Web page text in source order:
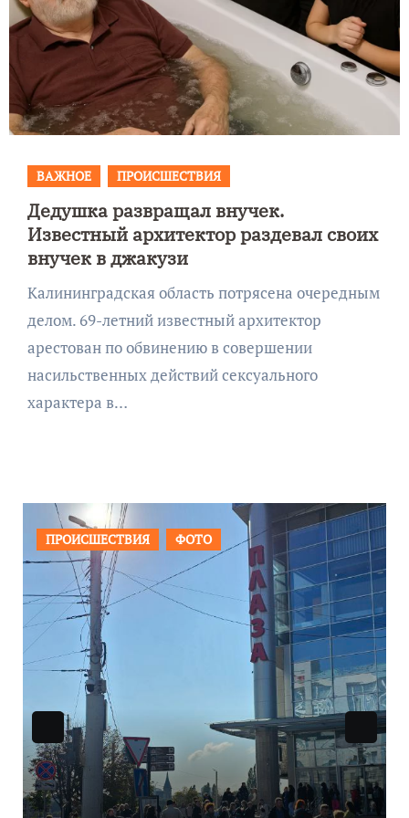
ВАЖНОЕ ПРОИСШЕСТВИЯ
Дедушка развращал внучек.
Известный архитектор раздевал своих
внучек в джакузи
Калининградская область потрясена очередным
делом. 69-летний известный архитектор
арестован по обвинению в совершении
насильственных действий сексуального
характера в…
ФОТО ОБЩЕСТВО ФОТО